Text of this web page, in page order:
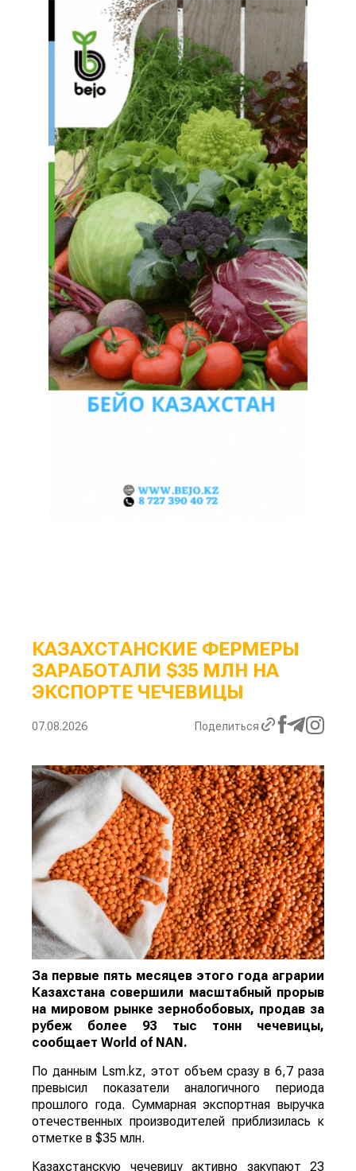
КАЗАХСТАНСКИЕ ФЕРМЕРЫ
ЗАРАБОТАЛИ $35 МЛН НА
ЭКСПОРТЕ ЧЕЧЕВИЦЫ
07.08.2026 Поделиться
За первые пять месяцев этого года аграрии
Казахстана совершили масштабный прорыв
на мировом рынке зернобобовых, продав за
рубеж более 93 тыс тонн чечевицы,
сообщает World of NAN .
По данным Lsm.kz, этот объем сразу в 6,7 раза
превысил показатели аналогичного периода
прошлого года. Суммарная экспортная выручка
отечественных производителей приблизилась к
отметке в $35 млн.
Казахстанскую чечевицу активно закупают 23